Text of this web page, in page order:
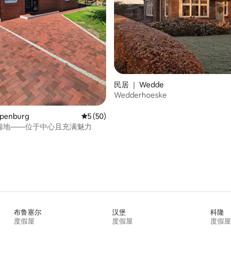
分），共 19 条评价
平均评分 5 分（满分 5 分），共 50 条评价
5 (50)
地——位于中心且充满魅力
民居 ｜ Wedde
Wedderhoeske
布鲁塞尔
度假屋
汉堡
度假屋
科隆
度假屋